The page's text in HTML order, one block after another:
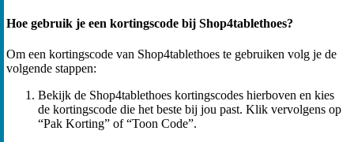
Hoe gebruik je een kortingscode bij Shop4tablethoes?
Om een kortingscode van Shop4tablethoes te gebruiken volg je de
volgende stappen:
Bekijk de Shop4tablethoes kortingscodes hierboven en kies
de kortingscode die het beste bij jou past. Klik vervolgens op
“Pak Korting” of “Toon Code”.